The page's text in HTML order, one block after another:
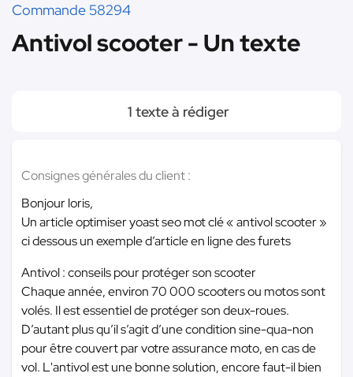
Commande 58294
Antivol scooter - Un texte
1 texte à rédiger
Consignes générales du client :
Bonjour loris,
Un article optimiser yoast seo mot clé « antivol scooter »
ci dessous un exemple d’article en ligne des furets
Antivol : conseils pour protéger son scooter
Chaque année, environ 70 000 scooters ou motos sont
volés. Il est essentiel de protéger son deux-roues.
D’autant plus qu’il s’agit d’une condition sine-qua-non
pour être couvert par votre assurance moto, en cas de
vol. L'antivol est une bonne solution, encore faut-il bien